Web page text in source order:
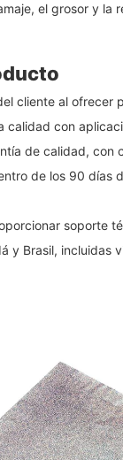
el grosor y la
cliente al ofrecer
calidad con
de calidad, con
de los 90 días
soporte
y Brasil, incluidas